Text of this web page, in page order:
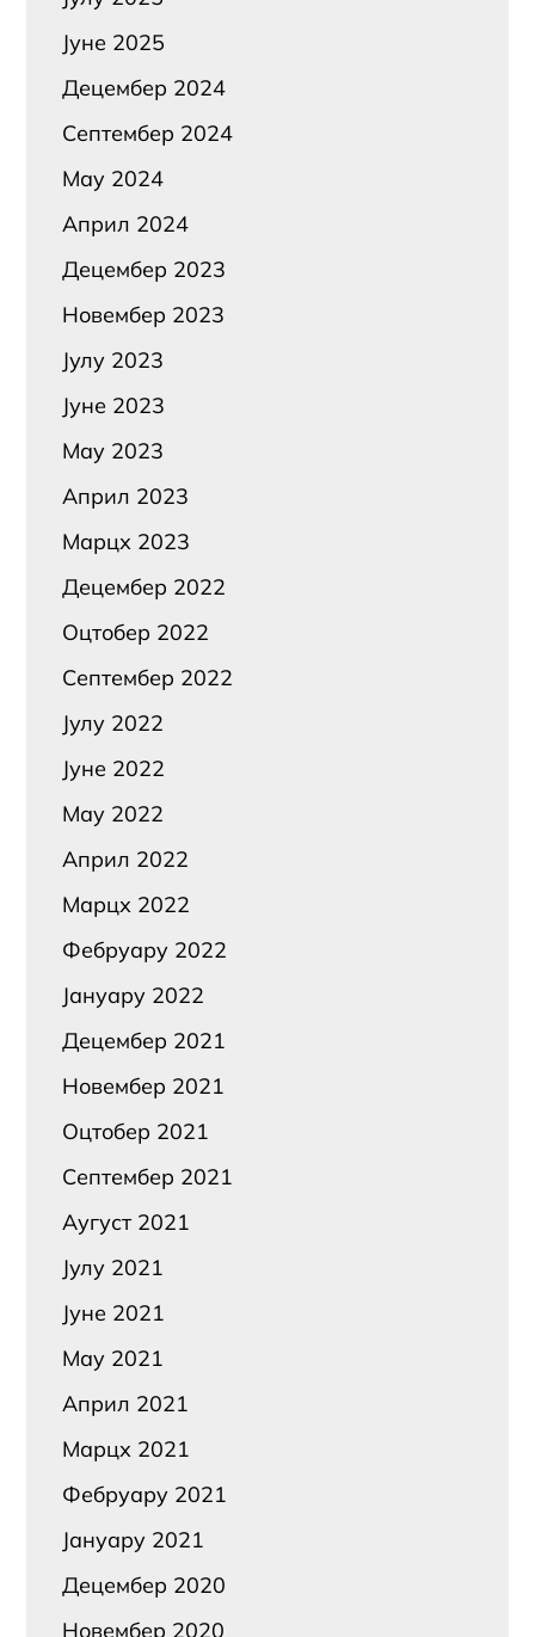
Јуне 2025
Децембер 2024
Септембер 2024
Маy 2024
Април 2024
Децембер 2023
Новембер 2023
Јулy 2023
Јуне 2023
Маy 2023
Април 2023
Марцх 2023
Децембер 2022
Оцтобер 2022
Септембер 2022
Јулy 2022
Јуне 2022
Маy 2022
Април 2022
Марцх 2022
Фебруарy 2022
Јануарy 2022
Децембер 2021
Новембер 2021
Оцтобер 2021
Септембер 2021
Аугуст 2021
Јулy 2021
Јуне 2021
Маy 2021
Април 2021
Марцх 2021
Фебруарy 2021
Јануарy 2021
Децембер 2020
Новембер 2020